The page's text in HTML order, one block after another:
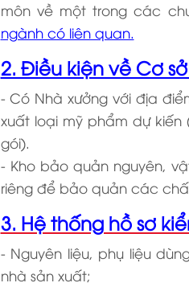
môn về một trong các
ngành có liên quan.
2. Điều kiện về Cơ
- Có Nhà xưởng với địa
xuất loại mỹ phẩm dự
gói).
- Kho bảo quản nguyên,
riêng để bảo quản các
3. Hệ thống hồ sơ
- Nguyên liệu, phụ liệu
nhà sản xuất;